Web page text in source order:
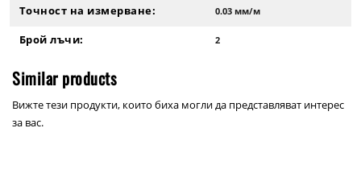
Точност на измерване: 0.03 мм/м
Брой лъчи: 2
Similar products
Вижте тези продукти, които биха могли да представляват интерес
за вас.